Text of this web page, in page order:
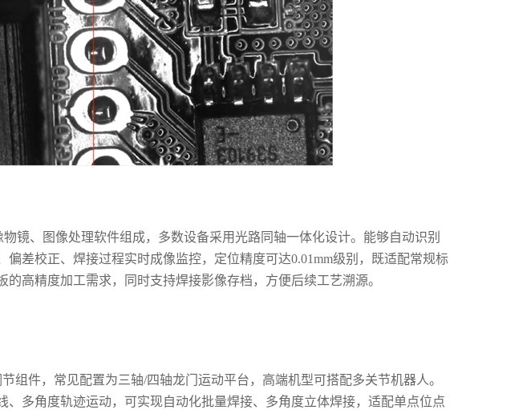
镜、图像处理软件组成，多数设备采用光路同轴一体化设计。能够自动识别
差校正、焊接过程实时成像监控，定位精度可达0.01mm级别，既适配常规标
高精度加工需求，同时支持焊接影像存档，方便后续工艺溯源。
组件，常见配置为三轴/四轴龙门运动平台，高端机型可搭配多关节机器人。
多角度轨迹运动，可实现自动化批量焊接、多角度立体焊接，适配单点位点